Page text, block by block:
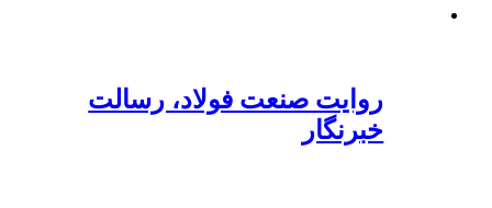
روایت صنعت فولاد،‌ رسالت
خبرنگار